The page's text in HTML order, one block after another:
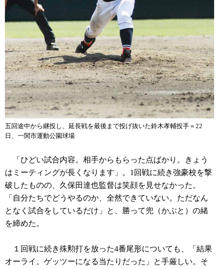
五回途中から継投し、延長戦を最後まで投げ抜いた鈴木孝輔投手＝22
日、一関市運動公園球場
「ひどい試合内容。相手からもらった点ばかり。きょう
はミーティングが長くなります」。1回戦に続き強豪校を撃
破したものの、久保田達也監督は笑顔を見せなかった。
「自分たちでどうやるのか、全然できていない。ただなん
となく試合をしているだけ」と、勝って兜（かぶと）の緒
を締めた。
１回戦に続き殊勲打を放った4番尾形についても、「結果
オーライ。ゲッツーになる当たりだった」と手厳しい。そ